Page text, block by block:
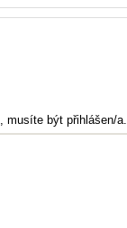
musíte být přihlášen/a.